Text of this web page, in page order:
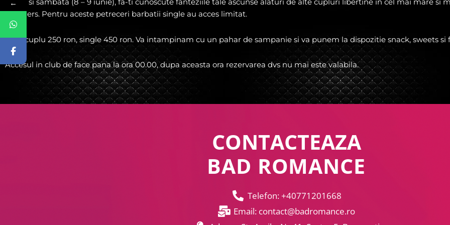
Vineri si sambata (8 – 9 iunie), fa-ti cunoscute fanteziile tale ascunse alaturi de alte cupluri libertine in cel mai mare si
swingers. Pentru aceste petreceri barbatii single au acces limitat.
Taxa cuplu 250 ron, single 450 ron. Va intampinam cu un pahar de sampanie si va punem la dispozitie snack, sweets si
Accesul in club de face pana la ora 00.00, dupa aceasta ora rezervarea dvs nu mai este valabila.
CONTACTEAZA
BAD ROMANCE
Telefon: +40771201668
Email: contact@badromance.ro
←